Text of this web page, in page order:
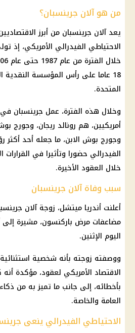
من هو آلان جرينسبان؟
يعد آلان جرينسبان من أبرز
الاحتياطي الفيدرالي الأمريكي، إذ
18 عاما على رأس المؤسسة النقدية
المتحدة.
وخلال هذه الفترة، عمل جرينسبان
أمريكيين، هم رونالد ريجان، وجورج
وجورج بوش الابن، ما جعله أحد أكثر
الفيدرالي حضورا وتأثيرا في القرارات
خلال العقود الأخيرة.
سبب وفاة آلان جرينسبان
أعلنت أندريا ميتشل، زوجة آلان
مضاعفات مرض باركنسون، مشيرة إلى
اليوم الإثنين.
ووصفته زوجته بأنه شخصية
الاقتصاد الأمريكي لعقود، مؤكدة
بأخطائه، إلى جانب ما تميز به من
العامة والخاصة.
الاحتياطي الفيدرالي ينعى